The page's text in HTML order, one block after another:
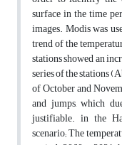
surface in the time
images. Modis was
trend of the
stations showed an
series of the stations
of October and
and jumps, which
justifiable. in the
scenario; The